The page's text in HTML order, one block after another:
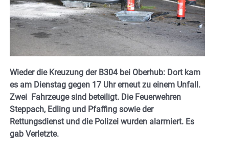
Wieder die Kreuzung der B304 bei Oberhub: Dort kam
es am Dienstag gegen 17 Uhr erneut zu einem Unfall.
Zwei Fahrzeuge sind beteiligt. Die Feuerwehren
Steppach, Edling und Pfaffing sowie der
Rettungsdienst und die Polizei wurden alarmiert. Es
gab Verletzte.